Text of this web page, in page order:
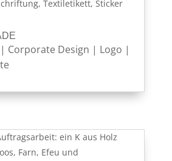
Corporate Design | Logo |